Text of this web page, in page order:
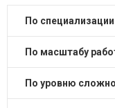
по специализации
по масштабу
по уровню